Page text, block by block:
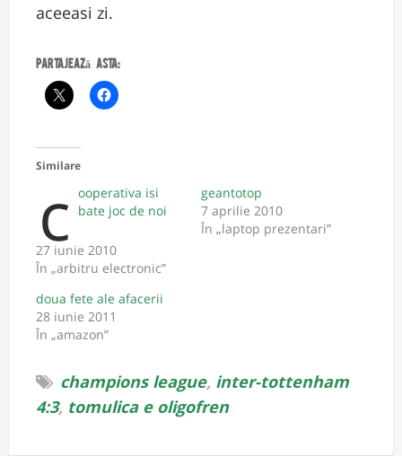
aceeasi zi.
Partajează asta:
Similare
c ooperativa isi
bate joc de noi
27 iunie 2010
În „arbitru electronic”
geantotop
7 aprilie 2010
În „laptop prezentari”
doua fete ale afacerii
28 iunie 2011
În „amazon”
champions league, inter-tottenham
4:3, tomulica e oligofren